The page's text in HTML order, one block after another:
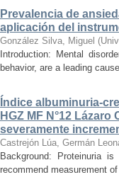
Prevalencia de
aplicación del
González Silva, Miguel (
Introduction: Mental
behavior, are a leading
Índice albuminuria-
HGZ MF N°12
severamente
Castrejón Lúa, Germán
Background: Proteinuria
recommend measurement